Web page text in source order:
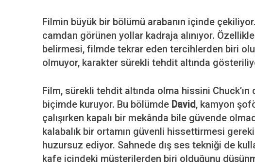
Filmin büyük bir bölümü arabanın içinde
camdan görünen yollar kadraja alınıyor.
belirmesi, filmde tekrar eden tercihlerden biri
olmuyor, karakter sürekli tehdit altında
Film, sürekli tehdit altında olma hissini
biçimde kuruyor. Bu bölümde David, kamyon
çalışırken kapalı bir mekânda bile güvende
kalabalık bir ortamın güvenli hissettirmesi
huzursuz ediyor. Sahnede dış ses tekniği de
kafe içindeki müşterilerden biri olduğunu